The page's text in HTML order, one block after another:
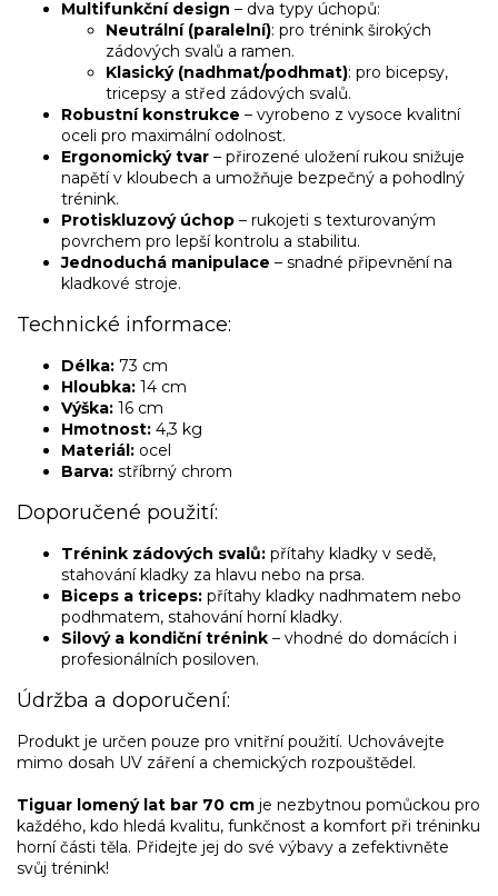
Multifunkční design – dva typy úchopů:
Neutrální (paralelní): pro trénink širokých
zádových svalů a ramen.
Klasický (nadhmat/podhmat): pro bicepsy,
tricepsy a střed zádových svalů.
Robustní konstrukce – vyrobeno z vysoce kvalitní
oceli pro maximální odolnost.
Ergonomický tvar – přirozené uložení rukou snižuje
napětí v kloubech a umožňuje bezpečný a pohodlný
trénink.
Protiskluzový úchop – rukojeti s texturovaným
povrchem pro lepší kontrolu a stabilitu.
Jednoduchá manipulace – snadné připevnění na
kladkové stroje.
Technické informace:
Délka: 73 cm
Hloubka: 14 cm
Výška: 16 cm
Hmotnost: 4,3 kg
Materiál: ocel
Barva: stříbrný chrom
Doporučené použití:
Trénink zádových svalů: přítahy kladky v sedě,
stahování kladky za hlavu nebo na prsa.
Biceps a triceps: přítahy kladky nadhmatem nebo
podhmatem, stahování horní kladky.
Silový a kondiční trénink – vhodné do domácích i
profesionálních posiloven.
Údržba a doporučení:
Produkt je určen pouze pro vnitřní použití. Uchovávejte
mimo dosah UV záření a chemických rozpouštědel.
Tiguar lomený lat bar 70 cm je nezbytnou pomůckou pro
každého, kdo hledá kvalitu, funkčnost a komfort při tréninku
horní části těla. Přidejte jej do své výbavy a zefektivněte
svůj trénink!